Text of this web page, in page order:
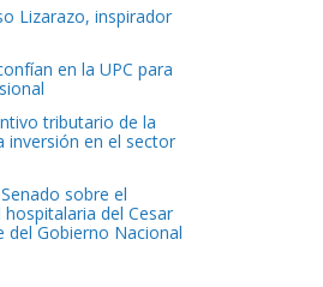
Lizarazo, inspirador
en la UPC para
tributario de la
inversión en el sector
sobre el
del Cesar
del Gobierno Nacional